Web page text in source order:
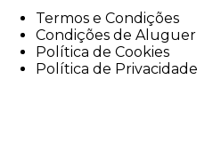
Termos e Condições
Condições de Aluguer
Política de Cookies
Política de Privacidade